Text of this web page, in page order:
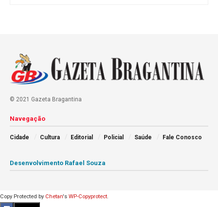
© 2021 Gazeta Bragantina
Navegação
Cidade Cultura Editorial Policial Saúde Fale Conosco
Desenvolvimento Rafael Souza
Copy Protected by Chetan's WP-Copyprotect.